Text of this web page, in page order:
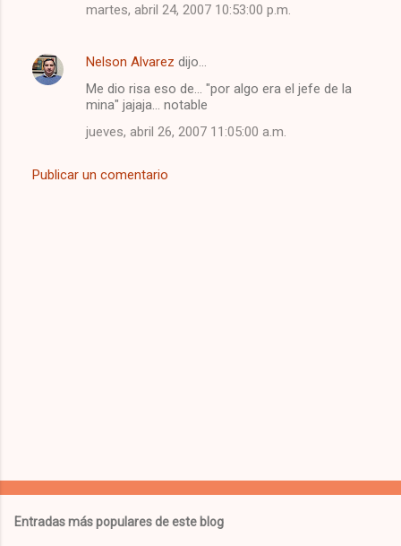
martes, abril 24, 2007 10:53:00 p.m.
Nelson Alvarez dijo…
Me dio risa eso de... "por algo era el jefe de la
mina" jajaja... notable
jueves, abril 26, 2007 11:05:00 a.m.
Publicar un comentario
Entradas más populares de este blog